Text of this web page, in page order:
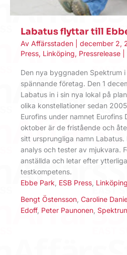
Labatus flyttar till
Av Affärsstaden december 2,
Press, Linköping, Pressrelease
Den nya byggnaden Spektrum
spännande företag. Den 1
Labatus in i sin nya lokal på
olika konstellationer sedan
Eurofins under namnet Eurofins
oktober är de fristående och
sitt ursprungliga namn
analys och tester av mjukvara.
anställda och letar efter
testkompetens.
Ebbe Park ESB Press Linköping
Bengt Östensson, Caroline
Edoff, Peter Paunonen,